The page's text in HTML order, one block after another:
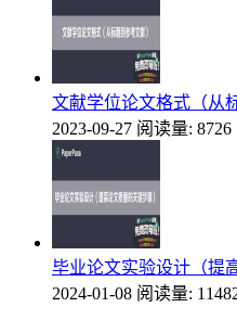
文献学位论文格式（从
2023-09-27 阅读量: 8726
毕业论文实验设计（提
2024-01-08 阅读量: